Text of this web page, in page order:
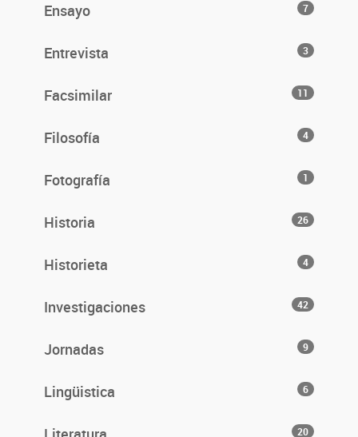
Ensayo 7
Entrevista 3
Facsimilar 11
Filosofía 4
Fotografía 1
Historia 26
Historieta 4
Investigaciones 42
Jornadas 9
Lingüistica 6
20